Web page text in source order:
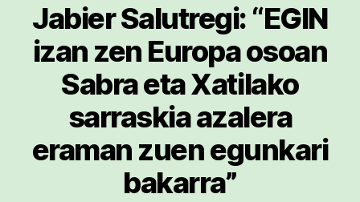
Jabier Salutregi: “EGIN
izan zen Europa osoan
Sabra eta Xatilako
sarraskia azalera
eraman zuen egunkari
bakarra”